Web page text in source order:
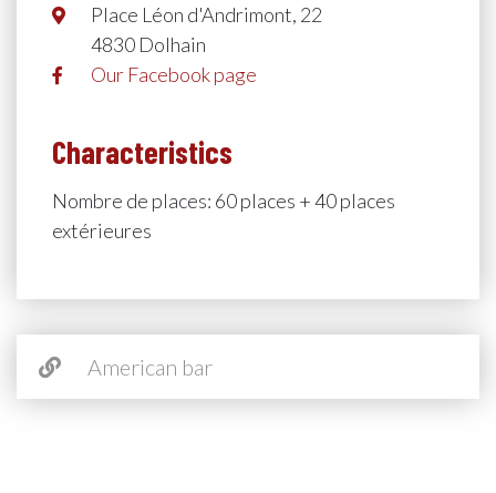
Place Léon d'Andrimont, 22
4830 Dolhain
Our Facebook page
Characteristics
Nombre de places: 60 places + 40 places
extérieures
American bar